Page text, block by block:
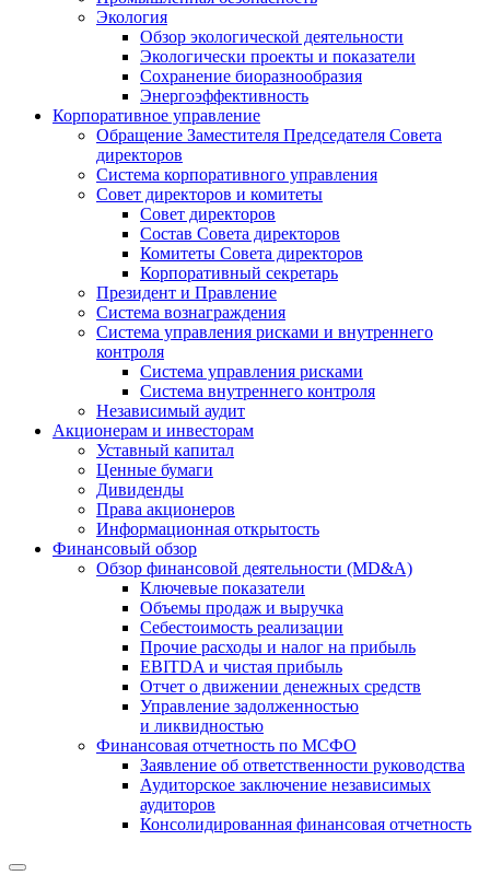
Экология
Обзор экологической деятельности
Экологически проекты и показатели
Сохранение биоразнообразия
Энергоэффективность
Корпоративное управление
Обращение Заместителя Председателя Совета
директоров
Система корпоративного управления
Совет директоров и комитеты
Совет директоров
Состав Совета директоров
Комитеты Совета директоров
Корпоративный секретарь
Президент и Правление
Система вознаграждения
Система управления рисками и внутреннего
контроля
Система управления рисками
Система внутреннего контроля
Независимый аудит
Акционерам и инвесторам
Уставный капитал
Ценные бумаги
Дивиденды
Права акционеров
Информационная открытость
Финансовый обзор
Обзор финансовой деятельности (MD&A)
Ключевые показатели
Объемы продаж и выручка
Себестоимость реализации
Прочие расходы и налог на прибыль
EBITDA и чистая прибыль
Отчет о движении денежных средств
Управление задолженностью
и ликвидностью
Финансовая отчетность по МСФО
Заявление об ответственности руководства
Аудиторское заключение независимых
аудиторов
Консолидированная финансовая отчетность